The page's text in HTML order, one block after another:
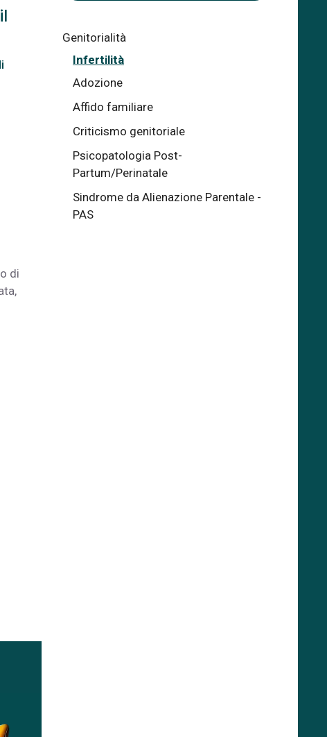
di
Genitorialità
Infertilità
Adozione
Affido familiare
Criticismo genitoriale
Psicopatologia Post-
Partum/Perinatale
Sindrome da Alienazione Parentale -
PAS